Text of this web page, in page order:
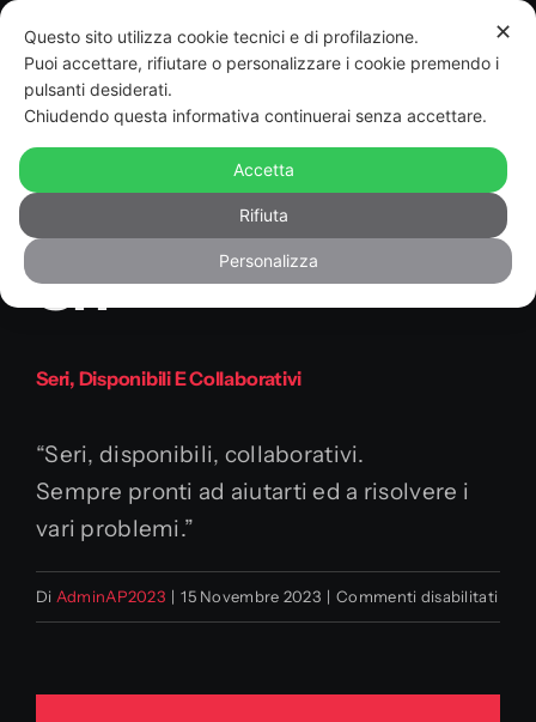
Salta
contenuto
Toggle
Chi siamo e contatti
Portofolio
Canale Marche
Srl
Seri, Disponibili E Collaborativi
“Seri, disponibili, collaborativi.
Sempre pronti ad aiutarti ed a risolvere i
vari problemi.”
Di AdminAP2023 | 15 Novembre 2023 | Commenti disabilitati
✕
Questo sito utilizza cookie tecnici e di profilazione.
Puoi accettare, rifiutare o personalizzare i cookie premendo i
pulsanti desiderati.
Chiudendo questa informativa continuerai senza accettare.
Accetta
Rifiuta
Personalizza